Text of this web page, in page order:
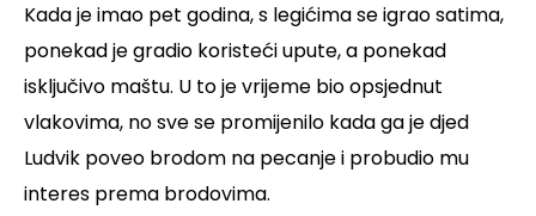
Kada je imao pet godina, s legićima se igrao satima,
ponekad je gradio koristeći upute, a ponekad
isključivo maštu. U to je vrijeme bio opsjednut
vlakovima, no sve se promijenilo kada ga je djed
Ludvik poveo brodom na pecanje i probudio mu
interes prema brodovima.